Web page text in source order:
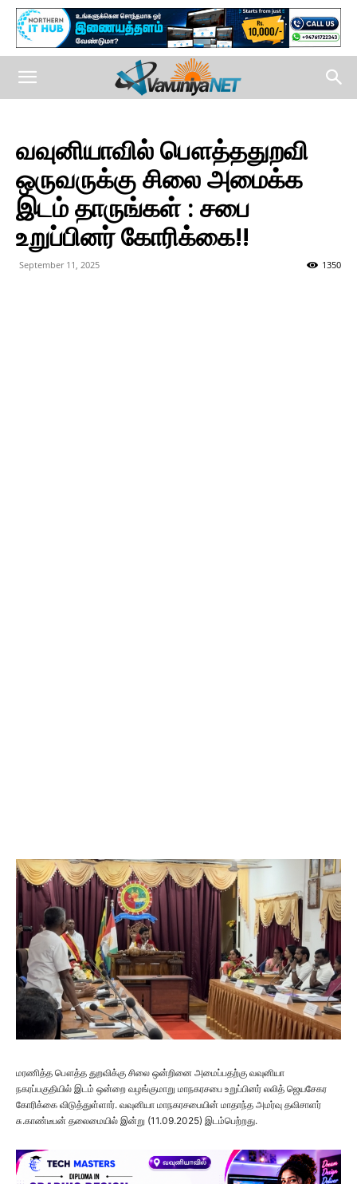
வவுனியாவில் பௌத்ததுறவி
ஒருவருக்கு சிலை அமைக்க
இடம் தாருங்கள் : சபை
உறுப்பினர் கோரிக்கை!!
September 11, 2025 1350
மரணித்த பௌத்த துறவிக்கு சிலை ஒன்றினை அமைப்பதற்கு வவுனியா
நகரப்பகுதியில் இடம் ஒன்றை வழங்குமாறு மாநகரசபை உறுப்பினர் லலித் ஜெயசேகர
கோரிக்கை விடுத்துள்ளார். வவுனியா மாநகரசபையின் மாதாந்த அமர்வு தவிசாளர்
சு.காண்டீபன் தலைமையில் இன்று (11.09.2025) இடம்பெற்றது.